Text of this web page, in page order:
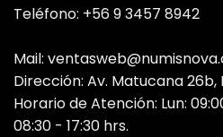
Teléfono: +56 9 3457 8942
Mail:
Dirección: Av. Matucana
Horario de Atención: Lun:
08:30 - 17:30 hrs.